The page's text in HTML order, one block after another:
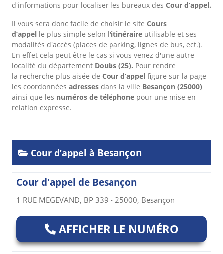
d'informations pour localiser les bureaux des Cour d’appel.
Il vous sera donc facile de choisir le site Cours
d’appel le plus simple selon l'itinéraire utilisable et ses
modalités d'accès (places de parking, lignes de bus, ect.).
En effet cela peut être le cas si vous venez d'une autre
localité du département Doubs (25). Pour rendre
la recherche plus aisée de Cour d’appel figure sur la page
les coordonnées adresses dans la ville Besançon (25000)
ainsi que les numéros de téléphone pour une mise en
relation expresse.
Cour d’appel à Besançon
Cour d'appel de Besançon
1 RUE MEGEVAND, BP 339 - 25000, Besançon
AFFICHER LE NUMÉRO